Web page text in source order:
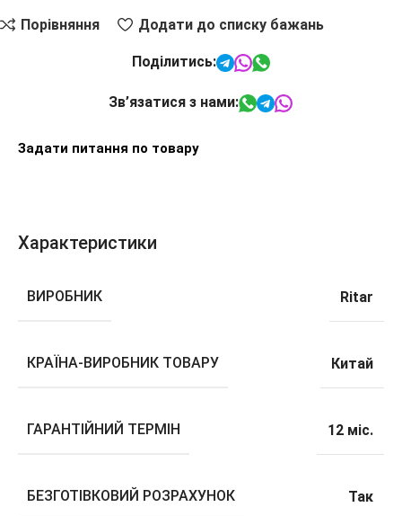
Порівняння Додати до списку бажань
Поділитись:
Зв’язатися з нами:
Задати питання по товару
Характеристики
ВИРОБНИК Ritar
КРАЇНА-ВИРОБНИК ТОВАРУ Китай
ГАРАНТІЙНИЙ ТЕРМІН 12 міс.
БЕЗГОТІВКОВИЙ РОЗРАХУНОК Так